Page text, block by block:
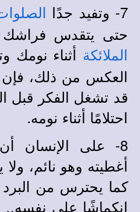
7- وتفيد جدًا
حتى يتقدس فراشك
الملائكة أثناء
العكس من ذلك، فإن
قد تشغل الفكر قبل
احتلامًا أثناء نومه.
8- على الإنسان
أغطيته وهو نائم،
كما يحترس من
انكماشًا على نفسه..